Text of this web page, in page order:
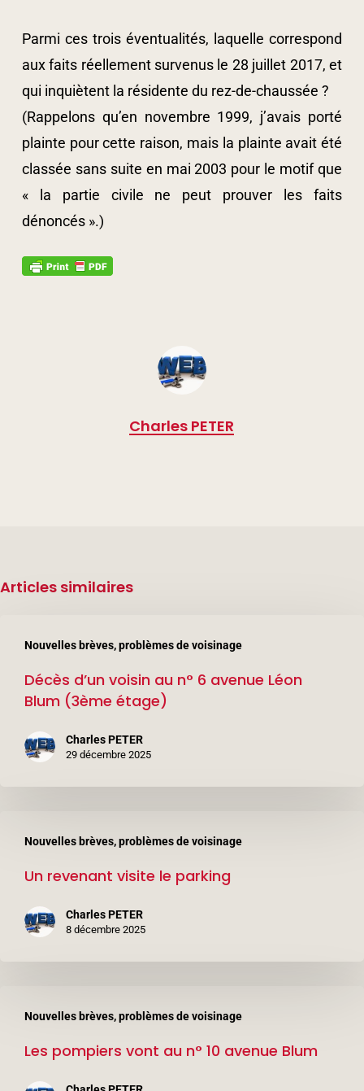
Parmi ces trois éventualités, laquelle correspond
aux faits réellement survenus le 28 juillet 2017, et
qui inquiètent la résidente du rez-de-chaussée ?
(Rappelons qu’en novembre 1999, j’avais porté
plainte pour cette raison, mais la plainte avait été
classée sans suite en mai 2003 pour le motif que
« la partie civile ne peut prouver les faits
dénoncés ».)
Charles PETER
Articles similaires
Nouvelles brèves, problèmes de voisinage
d’un
voisin
Blum
Décès d’un voisin au n° 6 avenue Léon
Blum (3ème étage)
Charles PETER
29 décembre 2025
Nouvelles brèves, problèmes de voisinage
revenant
visite
parking
Un revenant visite le parking
Charles PETER
8 décembre 2025
Nouvelles brèves, problèmes de voisinage
pompiers
vontLes pompiers vont au n° 10 avenue Blum